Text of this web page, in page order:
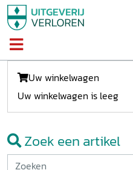
Uw winkelwagen
Uw winkelwagen is leeg
Zoek een artikel